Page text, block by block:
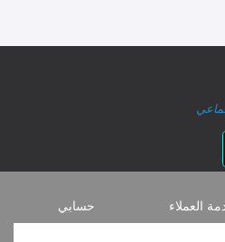
العملاء حسابي